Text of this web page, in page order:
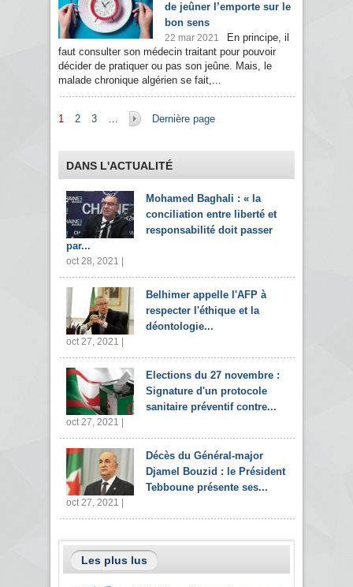
de jeûner l’emporte sur le
bon sens
22 mar 2021
En principe, il
faut consulter son médecin traitant pour pouvoir
décider de pratiquer ou pas son jeûne. Mais, le
malade chronique algérien se fait,...
Pages
1 2 3 … Dernière page
DANS L'ACTUALITÉ
Mohamed Baghali : « la
conciliation entre liberté et
responsabilité doit passer
par...
oct 28, 2021 |
Belhimer appelle l'AFP à
respecter l'éthique et la
déontologie...
oct 27, 2021 |
Elections du 27 novembre :
Signature d'un protocole
sanitaire préventif contre...
oct 27, 2021 |
Décès du Général-major
Djamel Bouzid : le Président
Tebboune présente ses...
oct 27, 2021 |
Les plus lus